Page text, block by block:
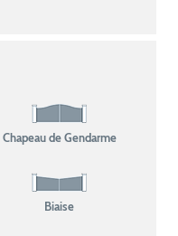
Chapeau de Gendarme
Biaise